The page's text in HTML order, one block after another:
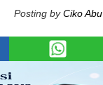
Posting byCiko Abu